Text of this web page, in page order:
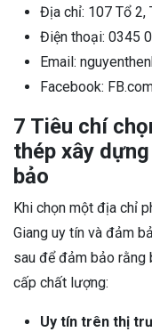
Địa chỉ: 107 Tổ 2,
Điện thoại: 0345
Email:
Facebook:
7 Tiêu chí
thép xây
bảo
Khi chọn một địa chỉ
Giang uy tín và đảm
sau để đảm bảo rằng
cấp chất lượng:
Uy tín trên thị